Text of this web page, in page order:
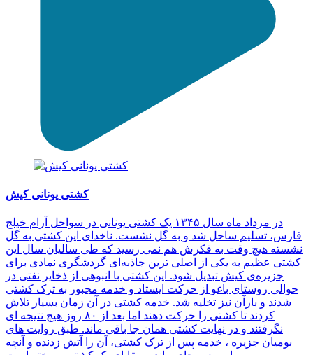
کشتی یونانی کیش
در مرداد ماه سال ۱۳۴۵ یک کشتی یونانی در سواحل آرام خیلج
فارس، تسلیم ساحل شد و به گل نشست. ناخدای این کشتی به گل
نشسته هیچ وقت به فکرش هم نمی رسید که طی سالیان سال این
کشتی عظیم به یکی از اصلی ترین جاذبه‌ای گردشگری نمادی برای
جزیره‌ی کیش تبدیل شود. این کشتی با انبوهی از ذخایر نفتی در
حوالی روستای باغو از حرکت ایستاد و خدمه مجبور به ترک کشتی
شدند و بارآن نیز تخلیه شد. خدمه کشتی در آن زمان بسیار تلاش
کردند تا کشتی را حرکت دهند اما بعد از ۸۰ روز هیچ نتیجه ای
نگرفتند و در نهایت کشتی همان جا باقی ماند. طبق روایت های
بومیان جزیره ، خدمه پس از ترک کشتی، آن را آتش زدنده و آنچه